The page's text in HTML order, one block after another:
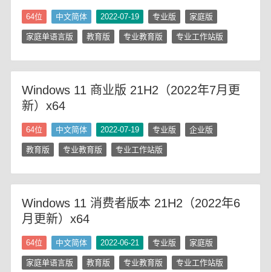
64位 中文简体 2022-07-19 专业版 家庭版
家庭单语言版 教育版 专业教育版 专业工作站版
Windows 11 商业版 21H2（2022年7月更
新）x64
64位 中文简体 2022-07-19 专业版 企业版
教育版 专业教育版 专业工作站版
Windows 11 消费者版本 21H2（2022年6
月更新）x64
64位 中文简体 2022-06-21 专业版 家庭版
家庭单语言版 教育版 专业教育版 专业工作站版